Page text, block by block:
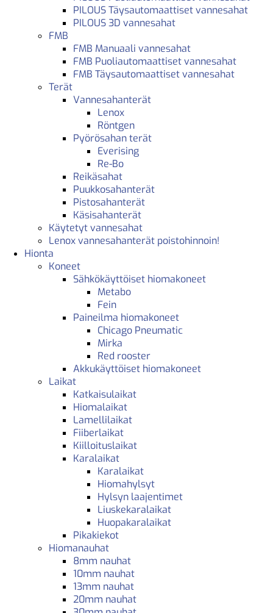
PILOUS Täysautomaattiset vannesahat
PILOUS 3D vannesahat
FMB
FMB Manuaali vannesahat
FMB Puoliautomaattiset vannesahat
FMB Täysautomaattiset vannesahat
Terät
Vannesahanterät
Lenox
Röntgen
Pyörösahan terät
Everising
Re-Bo
Reikäsahat
Puukkosahanterät
Pistosahanterät
Käsisahanterät
Käytetyt vannesahat
Lenox vannesahanterät poistohinnoin!
Hionta
Koneet
Sähkökäyttöiset hiomakoneet
Metabo
Fein
Paineilma hiomakoneet
Chicago Pneumatic
Mirka
Red rooster
Akkukäyttöiset hiomakoneet
Laikat
Katkaisulaikat
Hiomalaikat
Lamellilaikat
Fiiberlaikat
Kiilloituslaikat
Karalaikat
Karalaikat
Hiomahylsyt
Hylsyn laajentimet
Liuskekaralaikat
Huopakaralaikat
Pikakiekot
Hiomanauhat
8mm nauhat
10mm nauhat
13mm nauhat
20mm nauhat